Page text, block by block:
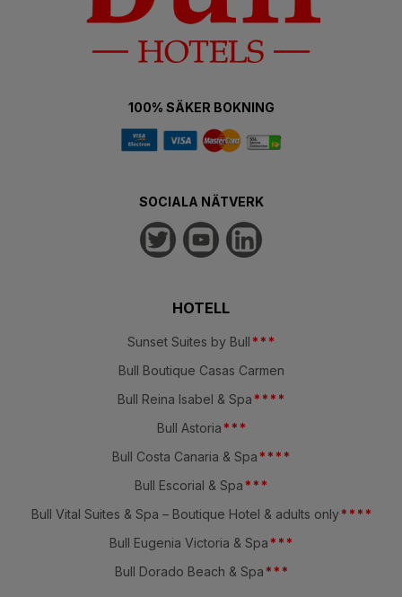
100% SÄKER BOKNING
SOCIALA NÄTVERK
HOTELL
Sunset Suites by Bull * * *
Bull Boutique Casas Carmen
Bull Reina Isabel & Spa * * * *
Bull Astoria * * *
Bull Costa Canaria & Spa * * * *
Bull Escorial & Spa * * *
Bull Vital Suites & Spa – Boutique Hotel & adults only * * * *
Bull Eugenia Victoria & Spa * * *
Bull Dorado Beach & Spa * * *